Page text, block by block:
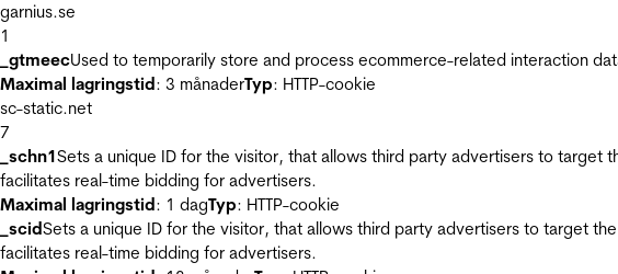
garnius.se
1
_gtmeecUsed to temporarily store and process ecommerce-related interaction
Maximal lagringstid: 3 månaderTyp: HTTP-cookie
sc-static.net
7
_schn1Sets a unique ID for the visitor, that allows third party advertisers to
facilitates real-time bidding for advertisers.
Maximal lagringstid: 1 dagTyp: HTTP-cookie
_scidSets a unique ID for the visitor, that allows third party advertisers to target
facilitates real-time bidding for advertisers.